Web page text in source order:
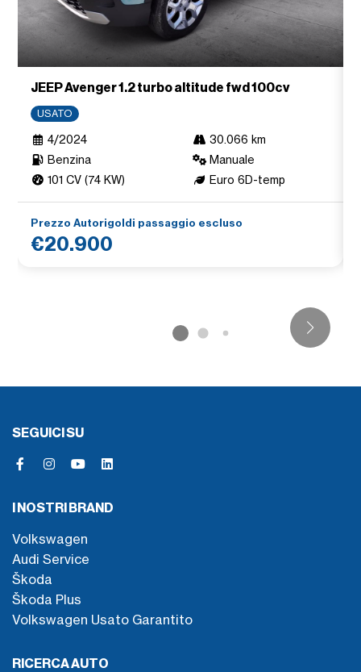
JEEP Avenger 1.2 turbo altitude fwd 100cv
USATO
4/2024
30.066 km
Benzina
Manuale
101 CV (74 KW)
Euro 6D-temp
Prezzo Autorigoldi passaggio escluso
€20.900
SEGUICI SU
I NOSTRI BRAND
Volkswagen
Audi Service
Škoda
Škoda Plus
Volkswagen Usato Garantito
RICERCA AUTO